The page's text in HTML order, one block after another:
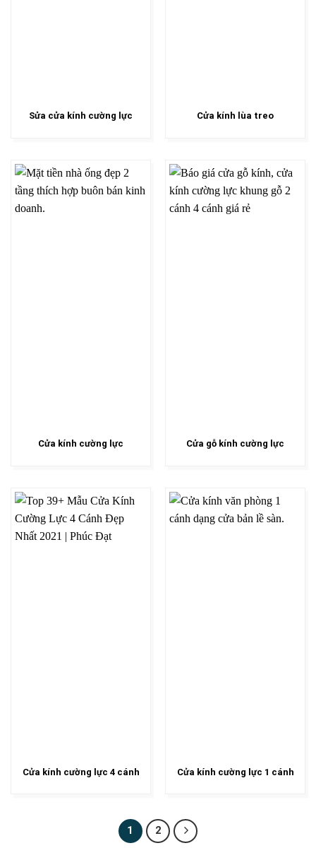
Sửa cửa kính cường lực Cửa kính lùa treo
Cửa kính cường lực Cửa gỗ kính cường lực
Cửa kính cường lực 4 cánh Cửa kính cường lực 1 cánh
1 2